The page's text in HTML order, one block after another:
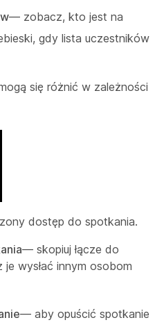
— zobacz, kto jest na
gdy lista uczestników
się różnić w zależności
dostęp do spotkania.
— skopiuj łącze do
wysłać innym osobom
— aby opuścić spotkanie